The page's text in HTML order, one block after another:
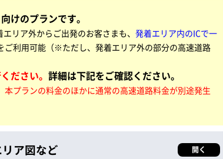
けのプランです。
リア外からご出発のお客さまも、 発着エリア内のICで一
ご利用可能（※ただし、発着エリア外の部分の高速道路
ださい。 詳細は下記をご確認ください。
本プランの料金のほかに通常の高速道路料金が別途発生
ア図など 開く